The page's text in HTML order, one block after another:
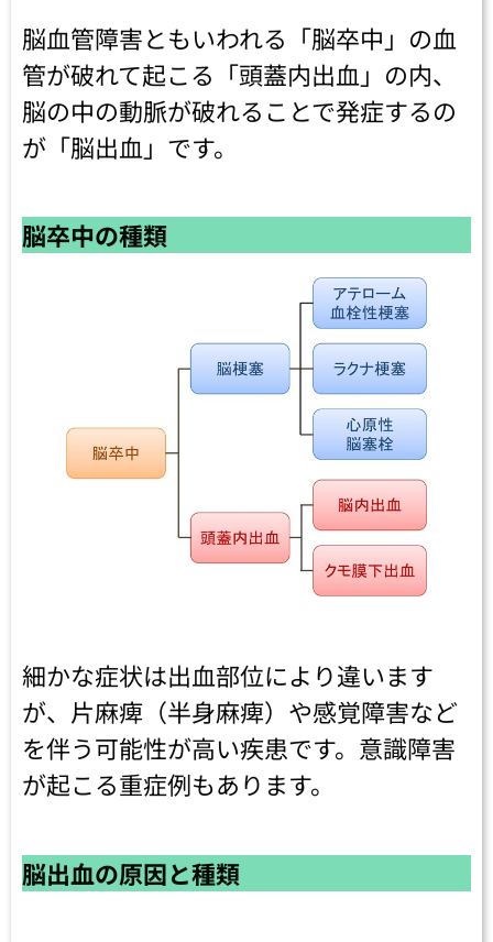
脳血管障害ともいわれる「脳卒中」の血
管が破れて起こる「頭蓋内出血」の内、
脳の中の動脈が破れることで発症するの
が「脳出血」です。
脳卒中の種類
細かな症状は出血部位により違います
が、片麻痺（半身麻痺）や感覚障害など
を伴う可能性が高い疾患です。意識障害
が起こる重症例もあります。
脳出血の原因と種類